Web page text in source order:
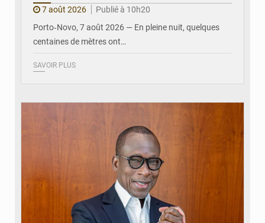
7 août 2026
Publié à 10h20
Porto‑Novo, 7 août 2026 — En pleine nuit, quelques
centaines de mètres ont…
SAVOIR PLUS